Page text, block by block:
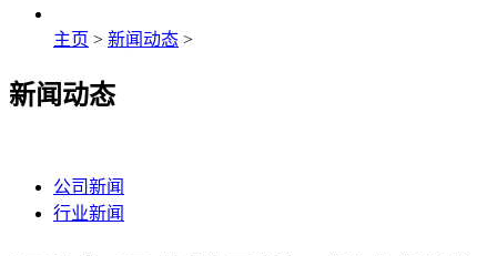
主页 > 新闻动态 >
新闻动态
公司新闻
行业新闻